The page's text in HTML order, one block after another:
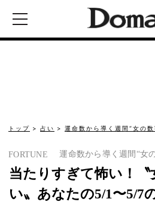
トップ 占い 運命数から導く週間“女の数
FORTUNE 運命数から導く週間“女
当たりすぎて怖い！〝
い〟あなたの5/1〜5/7